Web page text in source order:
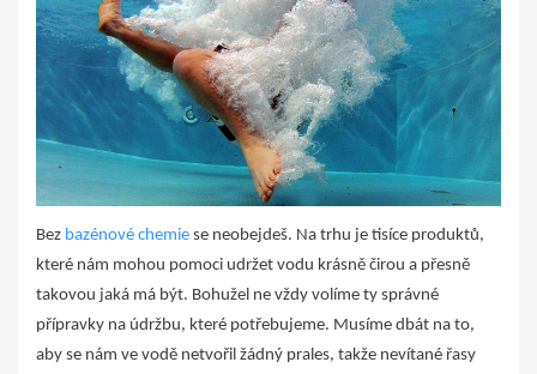
Bez bazénové chemie se neobejdeš. Na trhu je tisíce produktů,
které nám mohou pomoci udržet vodu krásně čirou a přesně
takovou jaká má být. Bohužel ne vždy volíme ty správné
přípravky na údržbu, které potřebujeme. Musíme dbát na to,
aby se nám ve vodě netvořil žádný prales, takže nevítané řasy